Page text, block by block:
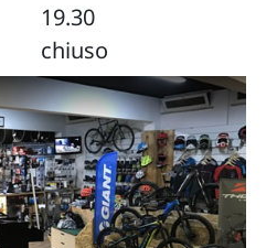
19.30
chiuso